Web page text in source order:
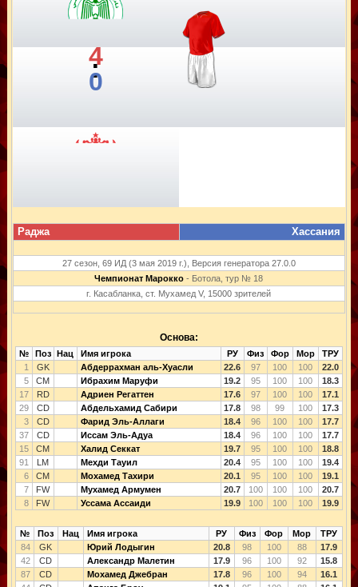
4
:
0
Раджа Хассания
27 сезон, 69 ИД (3 мая 2019 г.), Версия генератора 27.0.0
Чемпионат Марокко - Ботола, тур № 18
г. Касабланка, ст. Мухамед V, 15000 зрителей
Основа:
№ Поз Нац Имя игрока РУ Физ Фор Мор
ТРУ
1
GK Абдеррахман аль-Хуасли 22.6 97 100 100
22.0
5
CM Ибрахим Маруфи 19.2 95 100 100
18.3
17
RD Адриен Регаттен 17.6 97 100 100
17.1
29
CD Абдельхамид Сабири 17.8 98 99 100
17.3
3
CD Фарид Эль-Аллаги 18.4 96 100 100
17.7
37
CD Иссам Эль-Адуа 18.4 96 100 100
17.7
15
CM Халид Секкат 19.7 95 100 100
18.8
91
LM Мехди Тауил 20.4 95 100 100
19.4
6
CM Мохамед Тахири 20.1 95 100 100
19.1
7
FW Мухамед Армумен 20.7 100 100 100
20.7
8
FW Уссама Ассаиди 19.9 100 100 100 19.9
№ Поз Нац Имя игрока РУ Физ Фор Мор
ТРУ
84
GK Юрий Лодыгин 20.8 98 100 88
17.9
42
CD Александр Малетин 17.9 96 100 92
15.8
87
CD Мохамед Джебран 17.8 96 100 94
16.1